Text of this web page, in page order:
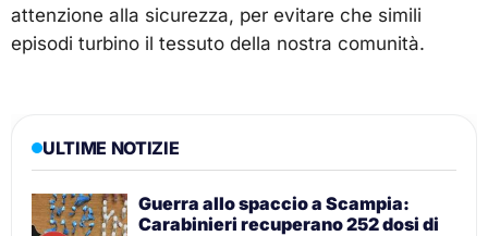
attenzione alla sicurezza, per evitare che simili
episodi turbino il tessuto della nostra comunità.
ULTIME NOTIZIE
Guerra allo spaccio a Scampia:
Carabinieri recuperano 252 dosi di